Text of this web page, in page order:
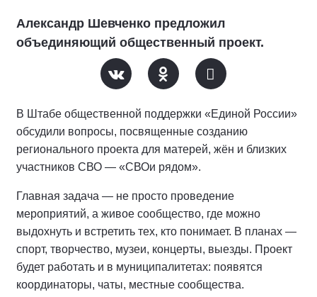
Александр Шевченко предложил
объединяющий общественный проект.
В Штабе общественной поддержки «Единой России»
обсудили вопросы, посвященные созданию
регионального проекта для матерей, жён и близких
участников СВО — «СВОи рядом».
Главная задача — не просто проведение
мероприятий, а живое сообщество, где можно
выдохнуть и встретить тех, кто понимает. В планах —
спорт, творчество, музеи, концерты, выезды. Проект
будет работать и в муниципалитетах: появятся
координаторы, чаты, местные сообщества.